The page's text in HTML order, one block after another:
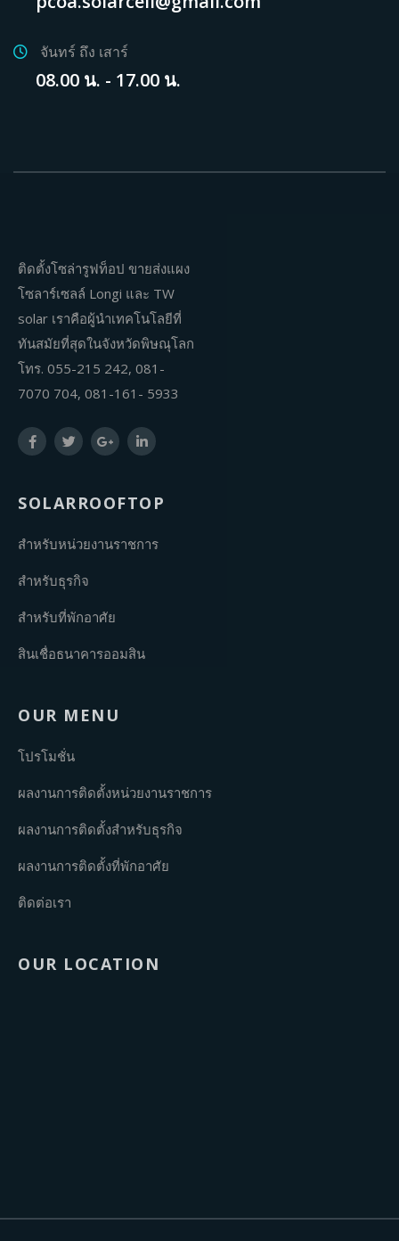
จันทร์ ถึง เสาร์
08.00 น. - 17.00 น.
ติดตั้งโซล่ารูฟท็อป ขายส่งแผง
โซลาร์เซลล์ Longi และ TW
solar เราคือผู้นำเทคโนโลยีที่
ทันสมัยที่สุดในจังหวัดพิษณุโลก
โทร. 055-215 242, 081-
7070 704, 081-161- 5933
SOLARROOFTOP
สำหรับหน่วยงานราชการ
สำหรับธุรกิจ
สำหรับที่พักอาศัย
สินเชื่อธนาคารออมสิน
OUR MENU
โปรโมชั่น
ผลงานการติดตั้งหน่วยงานราชการ
ผลงานการติดตั้งสำหรับธุรกิจ
ผลงานการติดตั้งที่พักอาศัย
ติดต่อเรา
OUR LOCATION